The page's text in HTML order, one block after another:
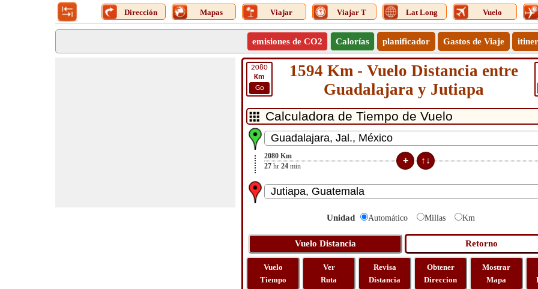
Dirección Mapas Viajar Viajar T Lat Long Vuelo
emisiones de CO2 Calorías planificador Gastos de Viaje
2080
Km
Go
1594 Km - Vuelo Distancia entre
Guadalajara y Jutiapa
2080 Km
27 hr 24 min
Unidad Automático Millas Km
Vuelo
Tiempo
Ver
Ruta
Revisa
Distancia
Obtener
Direccion
Mostrar
Mapa